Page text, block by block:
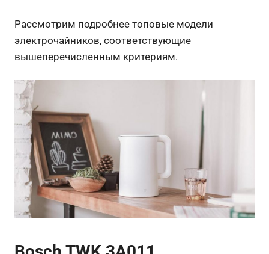
Рассмотрим подробнее топовые модели
электрочайников, соответствующие
вышеперечисленным критериям.